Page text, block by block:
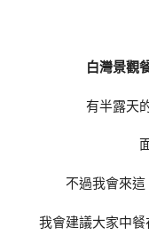
白灣景觀
有半露天
不過我會來這
我會建議大家中餐